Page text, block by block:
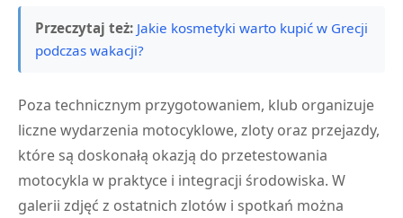
Przeczytaj też: Jakie kosmetyki warto kupić w Grecji
podczas wakacji?
Poza technicznym przygotowaniem, klub organizuje
liczne wydarzenia motocyklowe, zloty oraz przejazdy,
które są doskonałą okazją do przetestowania
motocykla w praktyce i integracji środowiska. W
galerii zdjęć z ostatnich zlotów i spotkań można